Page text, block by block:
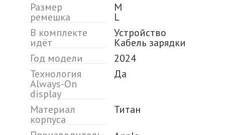
Размер
ремешка
M
L
В комплекте
идёт
Устройство
Кабель зарядки
Год модели
2024
Технология
Always-On
display
Да
Материал
корпуса
Титан